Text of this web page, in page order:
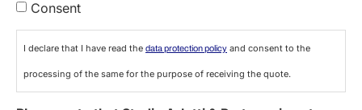
Consent
I declare that I have read the data protection policy and consent to the
processing of the same for the purpose of receiving the quote.